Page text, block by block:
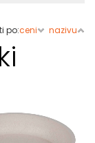
po:ceni nazivu